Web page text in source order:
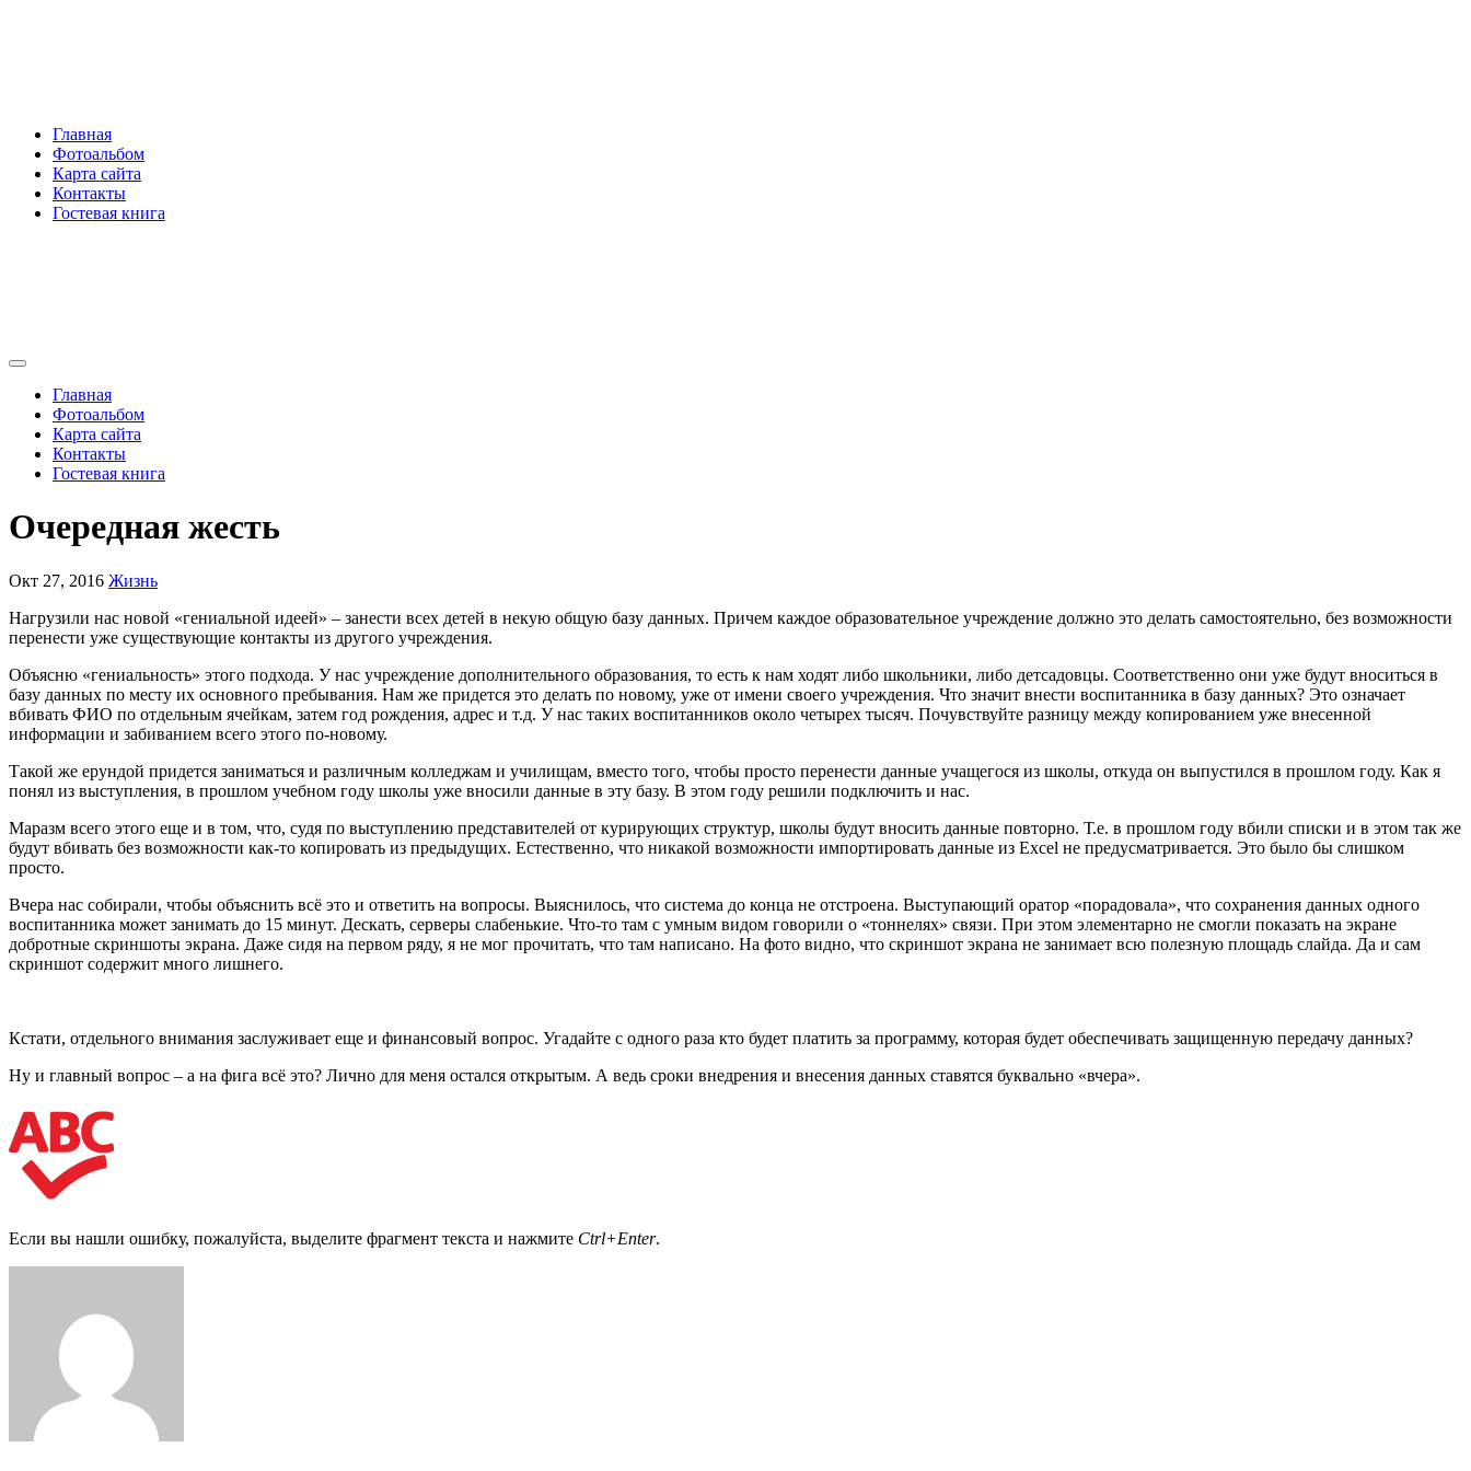
Главная
Фотоальбом
Карта сайта
Контакты
Гостевая книга
Главная
Фотоальбом
Карта сайта
Контакты
Гостевая книга
Очередная жесть
Окт 27, 2016 Жизнь
Нагрузили нас новой «гениальной идеей» – занести всех детей в некую общую базу данных. Причем каждое образовательное учреждение должно это делать самостоятельно, без возможности
перенести уже существующие контакты из другого учреждения.
Объясню «гениальность» этого подхода. У нас учреждение дополнительного образования, то есть к нам ходят либо школьники, либо детсадовцы. Соответственно они уже будут вноситься в
базу данных по месту их основного пребывания. Нам же придется это делать по новому, уже от имени своего учреждения. Что значит внести воспитанника в базу данных? Это означает
вбивать ФИО по отдельным ячейкам, затем год рождения, адрес и т.д. У нас таких воспитанников около четырех тысяч. Почувствуйте разницу между копированием уже внесенной
информации и забиванием всего этого по-новому.
Такой же ерундой придется заниматься и различным колледжам и училищам, вместо того, чтобы просто перенести данные учащегося из школы, откуда он выпустился в прошлом году. Как я
понял из выступления, в прошлом учебном году школы уже вносили данные в эту базу. В этом году решили подключить и нас.
Маразм всего этого еще и в том, что, судя по выступлению представителей от курирующих структур, школы будут вносить данные повторно. Т.е. в прошлом году вбили списки и в этом так же
будут вбивать без возможности как-то копировать из предыдущих. Естественно, что никакой возможности импортировать данные из Excel не предусматривается. Это было бы слишком
просто.
Вчера нас собирали, чтобы объяснить всё это и ответить на вопросы. Выяснилось, что система до конца не отстроена. Выступающий оратор «порадовала», что сохранения данных одного
воспитанника может занимать до 15 минут. Дескать, серверы слабенькие. Что-то там с умным видом говорили о «тоннелях» связи. При этом элементарно не смогли показать на экране
добротные скриншоты экрана. Даже сидя на первом ряду, я не мог прочитать, что там написано. На фото видно, что скриншот экрана не занимает всю полезную площадь слайда. Да и сам
скриншот содержит много лишнего.
Кстати, отдельного внимания заслуживает еще и финансовый вопрос. Угадайте с одного раза кто будет платить за программу, которая будет обеспечивать защищенную передачу данных?
Ну и главный вопрос – а на фига всё это? Лично для меня остался открытым. А ведь сроки внедрения и внесения данных ставятся буквально «вчера».
Если вы нашли ошибку, пожалуйста, выделите фрагмент текста и нажмите Ctrl+Enter.